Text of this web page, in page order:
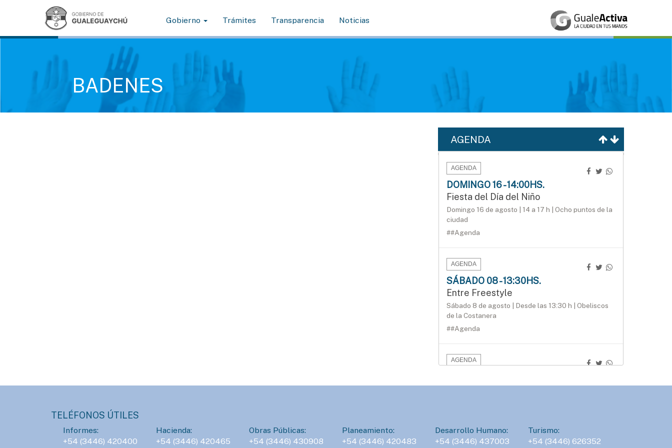
Gobierno Trámites Transparencia Noticias
BADENES
AGENDA
AGENDA
DOMINGO 16 - 14:00HS.
Fiesta del Día del Niño
Domingo 16 de agosto | 14 a 17 h | Ocho puntos de la
ciudad
##Agenda
AGENDA
SÁBADO 08 - 13:30HS.
Entre Freestyle
Sábado 8 de agosto | Desde las 13:30 h | Obeliscos
de la Costanera
##Agenda
AGENDA
3.ª edición del Duatlón del Instituto
##Agenda
TELÉFONOS ÚTILES
Informes:
+54 (3446) 420400
Hacienda:
+54 (3446) 420465
Obras Públicas:
+54 (3446) 430908
Planeamiento:
+54 (3446) 420483
Desarrollo Humano:
+54 (3446) 437003
Turismo:
+54 (3446) 626352